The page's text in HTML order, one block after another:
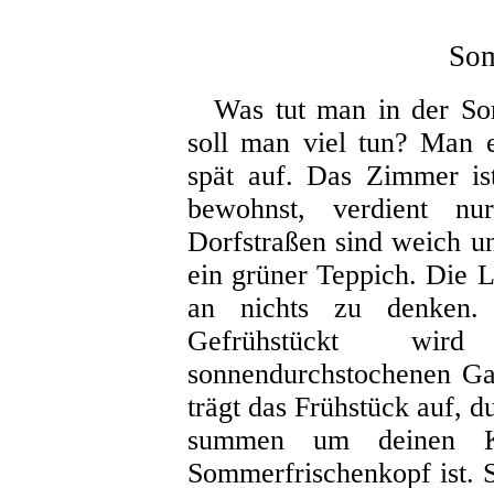
Was tut man in der
soll man viel tun? Man
spät auf. Das Zimmer
bewohnst, verdient
Dorfstraßen sind weich
ein grüner Teppich. Die
an nichts zu
Gefrühstückt
sonnendurchstochenen
trägt das Frühstück auf,
summen um deinen
Sommerfrischenkopf ist.